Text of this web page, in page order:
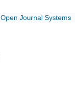
Open Journal Systems